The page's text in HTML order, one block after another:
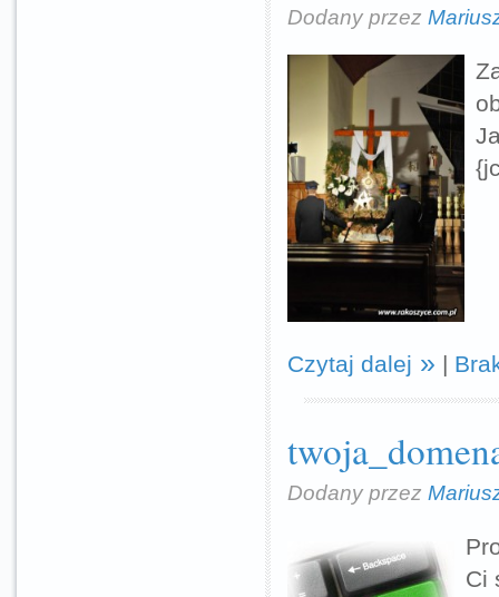
Dodany przez
Czytaj dalej |
Dodany przez
Ci